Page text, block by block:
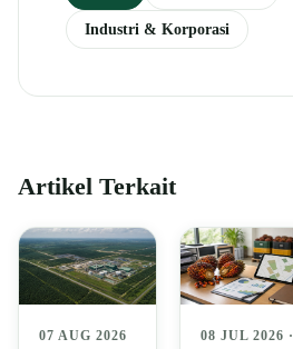
Industri & Korporasi
Artikel Terkait
07 AUG 2026
08 JUL 2026 ·